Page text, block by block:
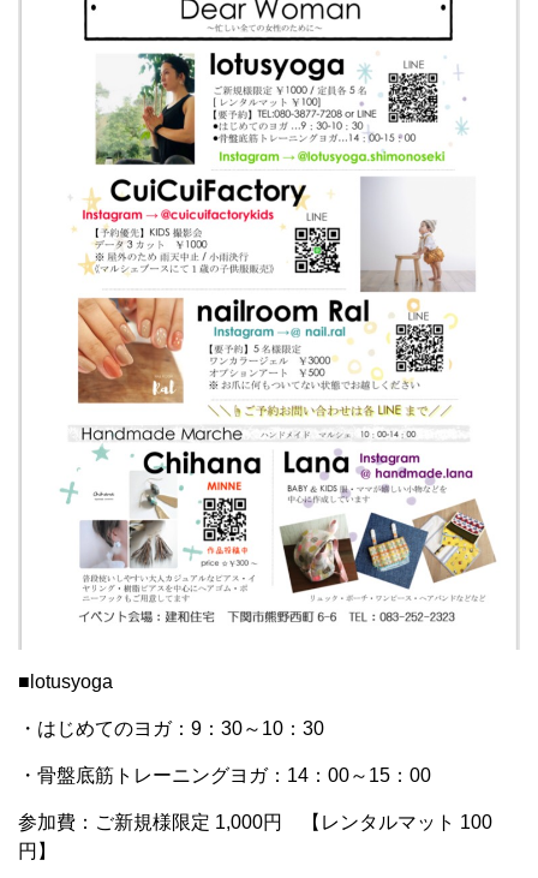
■lotusyoga
・はじめてのヨガ：9：30～10：30
・骨盤底筋トレーニングヨガ：14：00～15：00
参加費：ご新規様限定 1,000円 【レンタルマット 100
円】